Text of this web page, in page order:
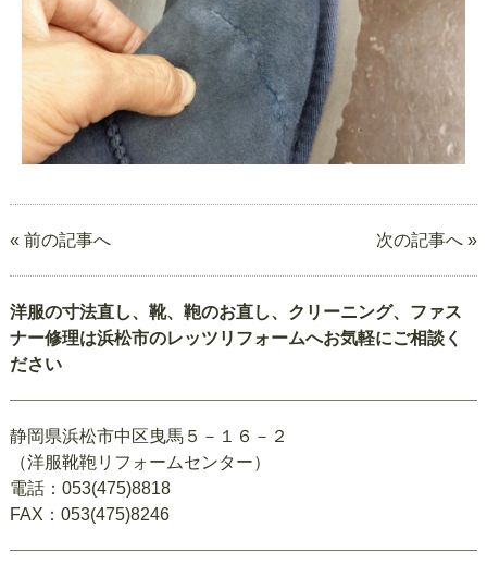
« 前の記事へ 次の記事へ »
洋服の寸法直し、靴、鞄のお直し、クリーニング、ファス
ナー修理は浜松市のレッツリフォームへお気軽にご相談く
ださい
静岡県浜松市中区曳馬５－１６－２
（洋服靴鞄リフォームセンター）
電話：053(475)8818
FAX：053(475)8246